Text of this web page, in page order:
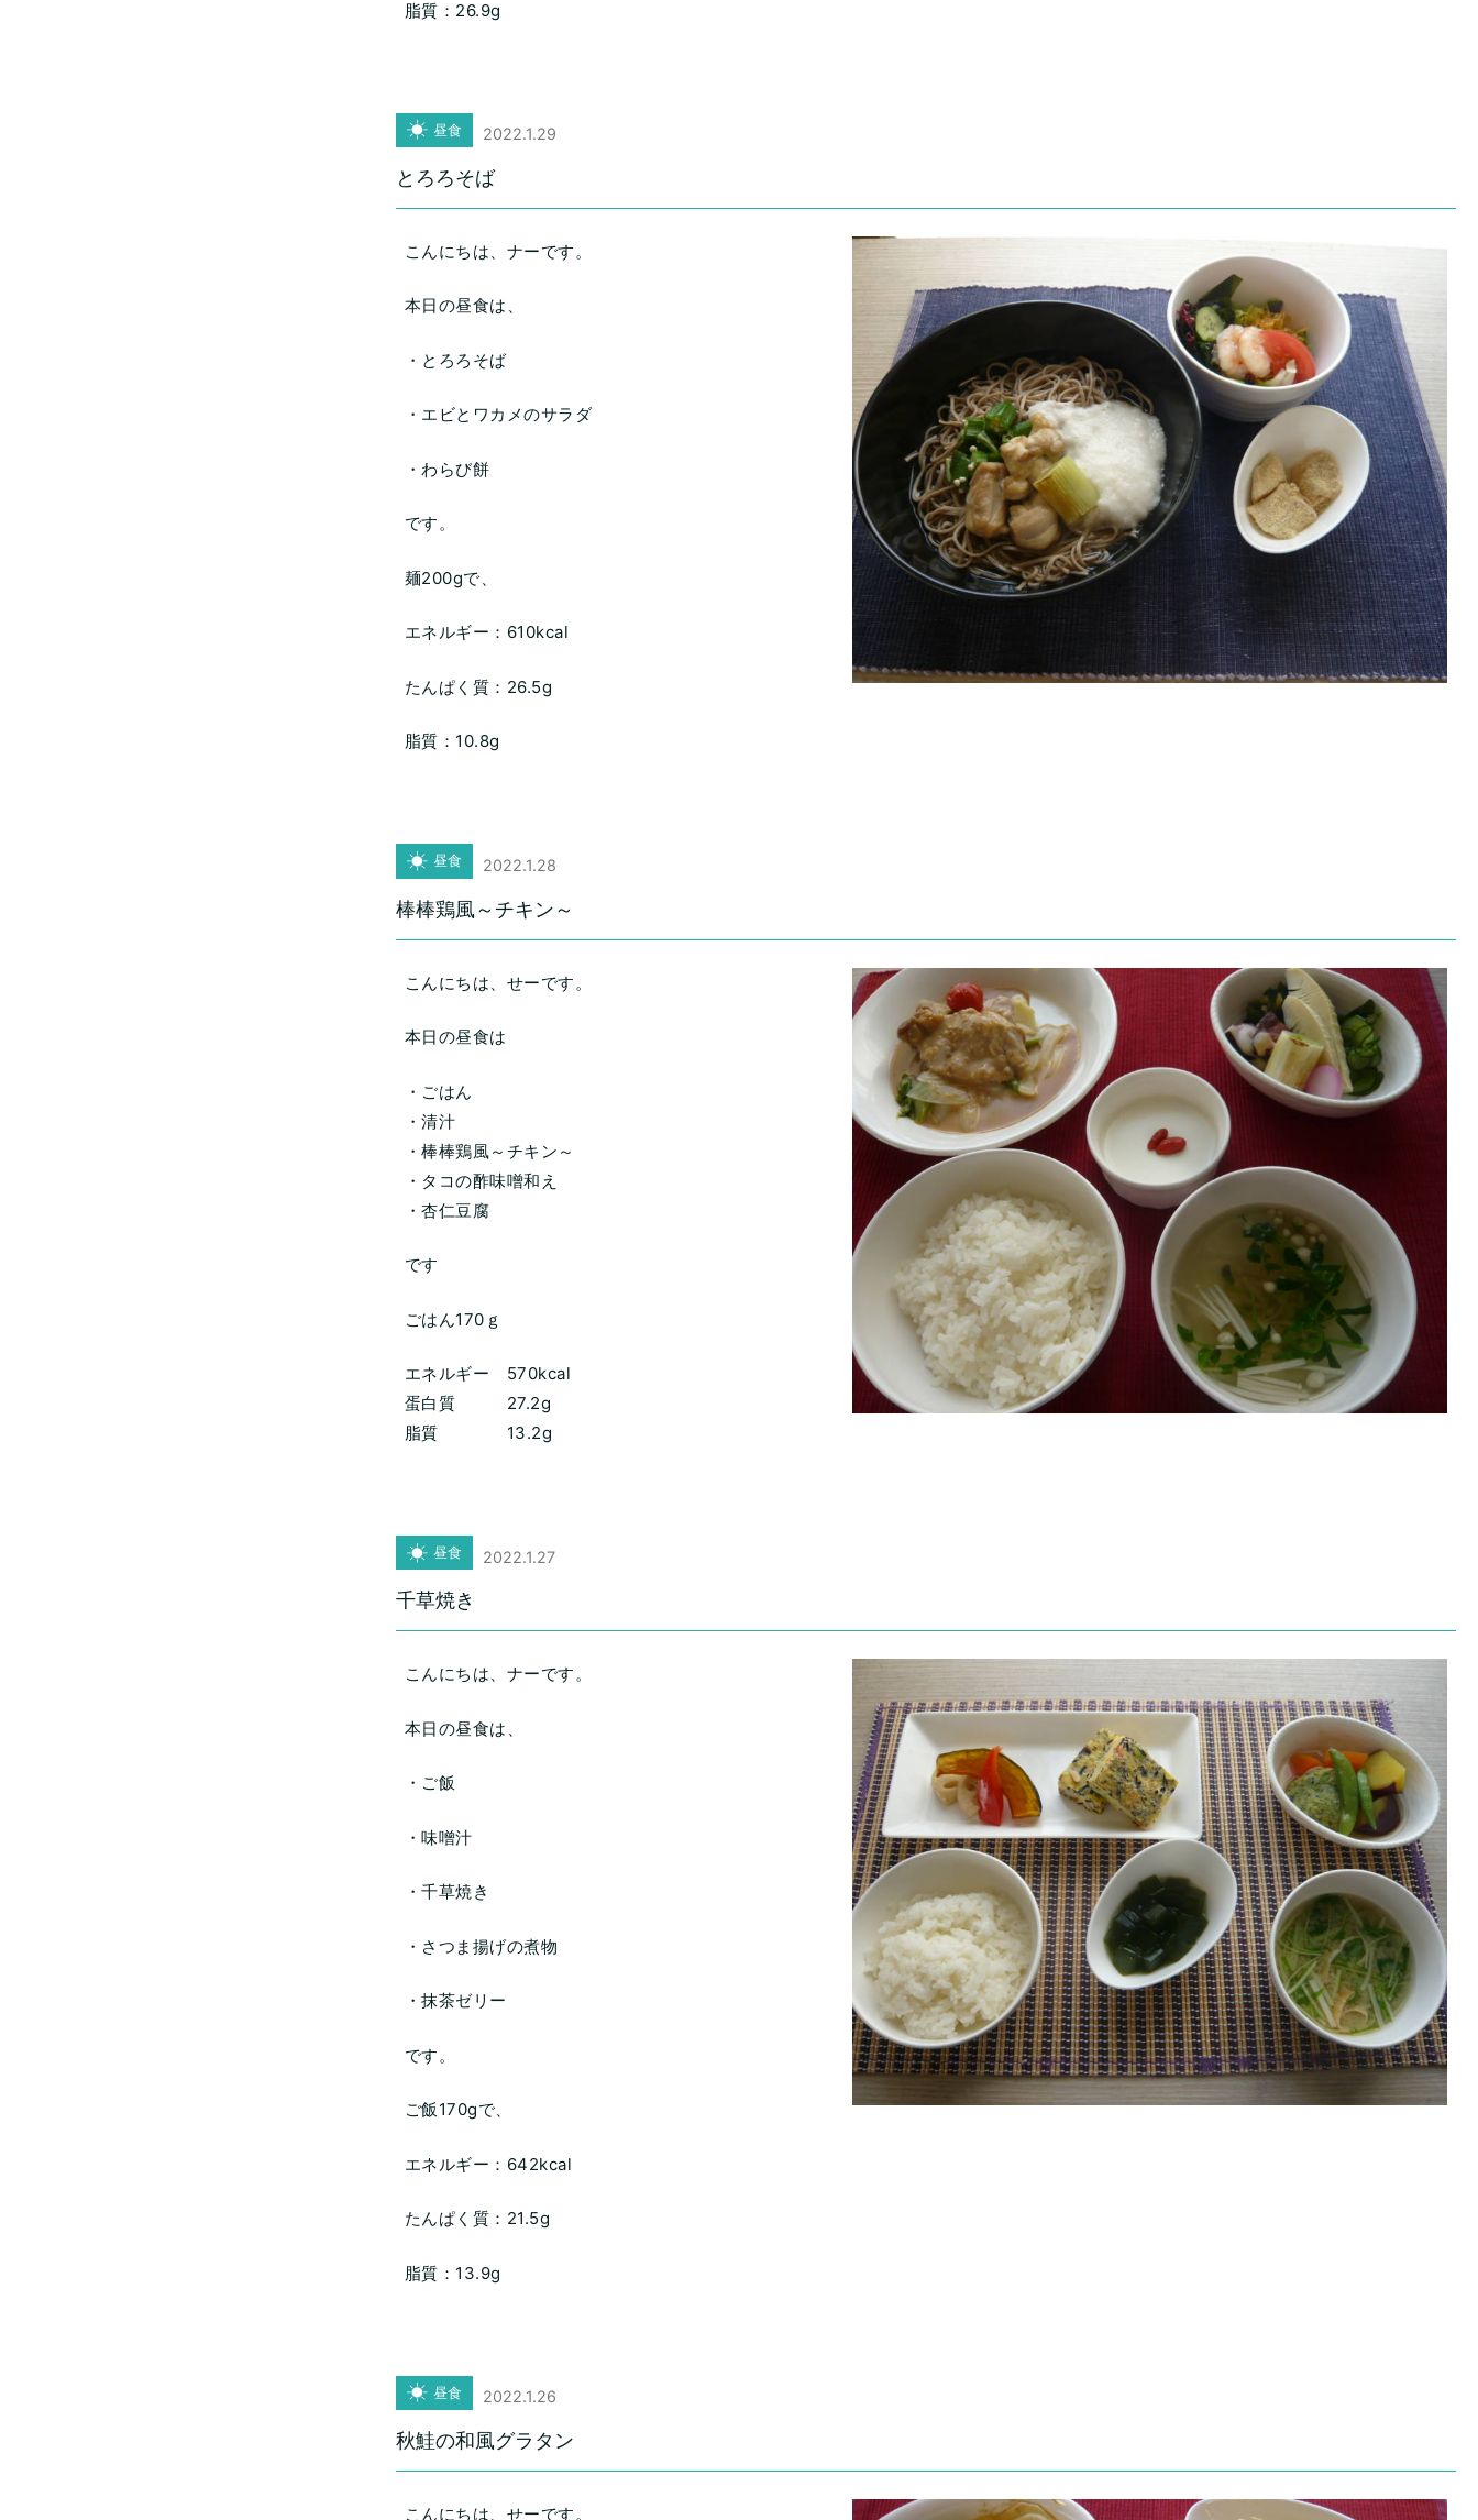
脂質：26.9g
昼食 2022.1.29
とろろそば
こんにちは、ナーです。
本日の昼食は、
・とろろそば
・エビとワカメのサラダ
・わらび餅
です。
麺200gで、
エネルギー：610kcal
たんぱく質：26.5g
脂質：10.8g
昼食 2022.1.28
棒棒鶏風～チキン～
こんにちは、せーです。
本日の昼食は
・ごはん
・清汁
・棒棒鶏風～チキン～
・タコの酢味噌和え
・杏仁豆腐
です
ごはん170ｇ
エネルギー 570kcal
蛋白質 27.2g
脂質 13.2g
昼食 2022.1.27
千草焼き
こんにちは、ナーです。
本日の昼食は、
・ご飯
・味噌汁
・千草焼き
・さつま揚げの煮物
・抹茶ゼリー
です。
ご飯170gで、
エネルギー：642kcal
たんぱく質：21.5g
脂質：13.9g
昼食 2022.1.26
秋鮭の和風グラタン
こんにちは、せーです。